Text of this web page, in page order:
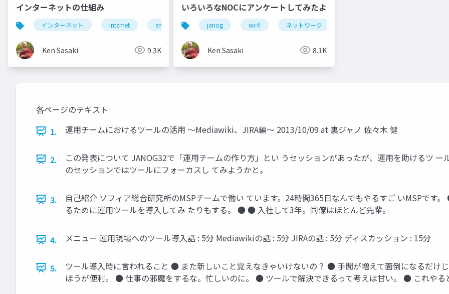
インターネットの仕組み
インターネット internet enpit
Ken Sasaki 9.3K
いろいろなNOCにアンケートしてみたよ
janog wi-fi ネットワーク
Ken Sasaki 8.1K
各ページのテキスト
1.
運用チームにおけるツールの活用 〜Mediawiki、JIRA編〜 2013/10/09 at 裏ジャノ 佐々木 健
2.
この発表について JANOG32で「運用チームの作り方」とい うセッションがあったが、運用を助けるツ
のセッションではツールにフォーカスし てみようかと。
3.
自己紹介 ソフィア総合研究所のMSPチームで働い ています。24時間365日なんでもやるすご いMSPで
るために運用ツールを導入してみ たりもする。 ● ● 入社して3年。同僚はほとんど先輩。
4. メニュー 運用現場へのツール導入話 : 5分 Mediawikiの話 : 5分 JIRAの話 : 5分 ディスカッション : 15分
5.
ツール導入時に言われること ● また新しいこと覚えなきゃいけないの？ ● 手間が増えて面倒になるだ
ほうが便利。 ● 仕事の邪魔をするな。忙しいのに。 ● ツールで解決できるって考えは甘い。 ● これや